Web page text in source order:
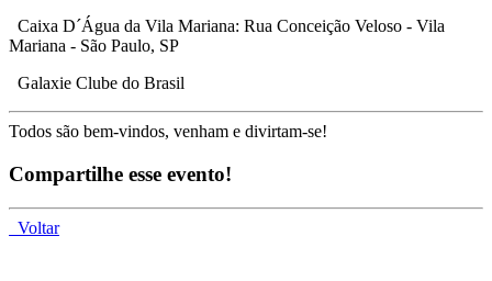
Caixa D´Água da Vila Mariana: Rua Conceição Veloso - Vila
Mariana - São Paulo, SP
Galaxie Clube do Brasil
Todos são bem-vindos, venham e divirtam-se!
Compartilhe esse evento!
Voltar